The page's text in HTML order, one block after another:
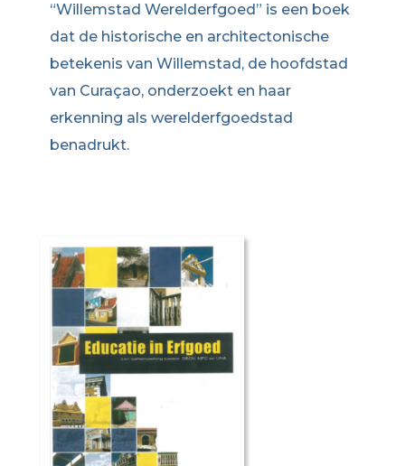
“Willemstad Werelderfgoed” is een boek
dat de historische en architectonische
betekenis van Willemstad, de hoofdstad
van Curaçao, onderzoekt en haar
erkenning als werelderfgoedstad
benadrukt.